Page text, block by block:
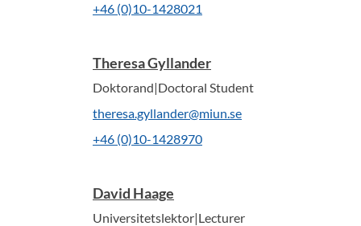
+46 (0)10-1428021
Theresa Gyllander
Doktorand|Doctoral Student
theresa.gyllander@miun.se
+46 (0)10-1428970
David Haage
Universitetslektor|Lecturer